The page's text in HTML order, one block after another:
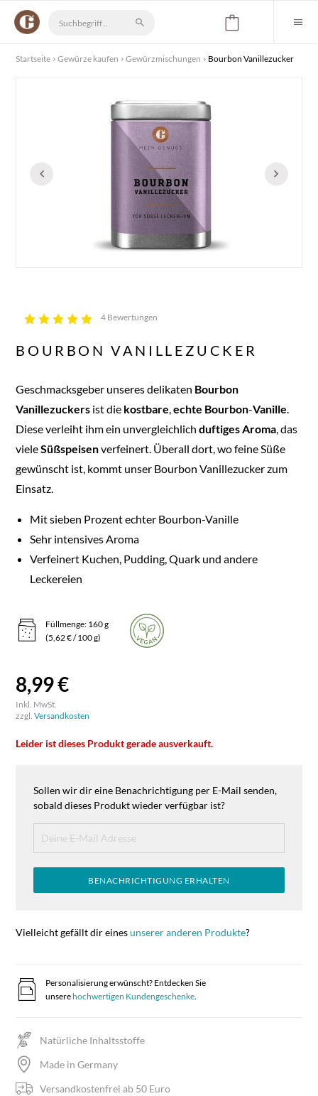
Startseite Gewürze kaufen Gewürzmischungen Bourbon Vanillezucker
4 Bewertungen
BOURBON VANILLEZUCKER
Geschmacksgeber unseres delikaten Bourbon
Vanillezuckers ist die kostbare,echte Bourbon-Vanille.
Diese verleiht ihm ein unvergleichlichduftigesAroma, das
vieleSüßspeisenverfeinert. Überall dort, wo feine Süße
gewünscht ist, kommt unser Bourbon Vanillezucker zum
Einsatz.
Mit sieben Prozent echter Bourbon-Vanille
Sehr intensives Aroma
Verfeinert Kuchen, Pudding, Quark und andere
Leckereien
Füllmenge: 160 g
(5,62 € / 100 g)
8,99 €
Inkl. MwSt.
zzgl.Versandkosten
Leider ist dieses Produkt gerade ausverkauft.
Sollen wir dir eine Benachrichtigung per E-Mail senden,
sobald dieses Produkt wieder verfügbar ist?
BENACHRICHTIGUNG ERHALTEN
Vielleicht gefällt dir einesunserer anderen Produkte?
Personalisierung erwünscht? Entdecken Sie
unserehochwertigen Kundengeschenke.
Natürliche Inhaltsstoffe
Made in Germany
Versandkostenfrei ab 50 Euro